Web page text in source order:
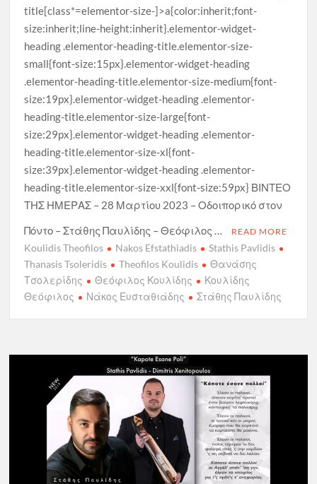
title[class*=elementor-size-]>a{color:inherit;font-
size:inherit;line-height:inherit}.elementor-widget-
heading .elementor-heading-title.elementor-size-
small{font-size:15px}.elementor-widget-heading
.elementor-heading-title.elementor-size-medium{font-
size:19px}.elementor-widget-heading .elementor-
heading-title.elementor-size-large{font-
size:29px}.elementor-widget-heading .elementor-
heading-title.elementor-size-xl{font-
size:39px}.elementor-widget-heading .elementor-
heading-title.elementor-size-xxl{font-size:59px} ΒΙΝΤΕΟ
ΤΗΣ ΗΜΕΡΑΣ – 28 Μαρτίου 2023 – Οδοιπορικό στον
Πόντο – Στάθης Παυλίδης – Θεόφιλος …
READ MORE
Koulidis Theofilos Nakos Efstathiadis
Stathis Pavlidis
Thanasis Tsoleridis
Theofilos Koulidis
Θανάσης
Τσολερίδης
Θεόφιλος Κουλίδης
Κουλίδης
Θεόφιλος
Νάκος Ευσταθιάδης Στάθης Παυλίδης